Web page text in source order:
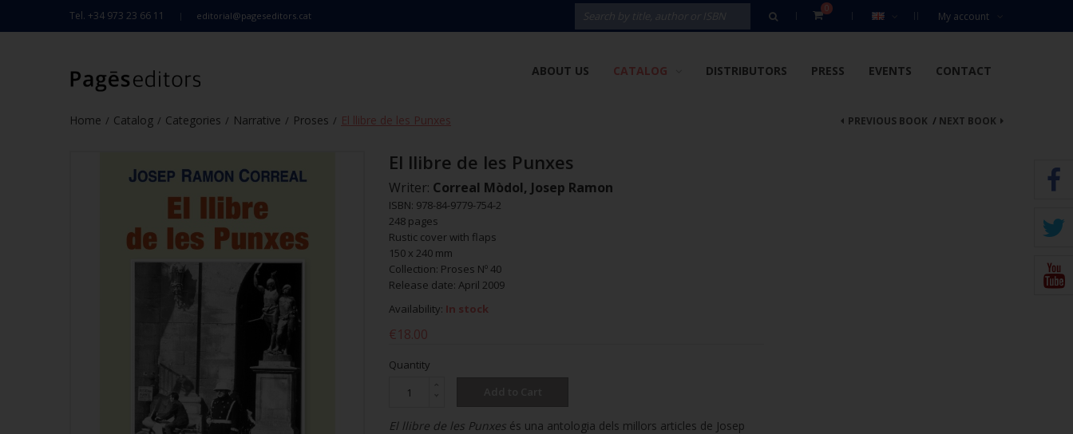
Tel. +34 973 23 66 11 editorial@pageseditors.cat My account
0
ABOUT US CATALOG DISTRIBUTORS PRESS EVENTS CONTACT
Home / Catalog / Categories / Narrative / Proses / El llibre de les Punxes NEXT BOOK
PREVIOUS BOOK /
El llibre de les Punxes
Writer: Correal Mòdol, Josep Ramon
ISBN: 978-84-9779-754-2
248 pages
Rustic cover with flaps
150 x 240 mm
Collection: Proses Nº 40
Release date: April 2009
Availability: In stock
€18.00
Quantity
El llibre de les Punxes és una antologia dels millors articles de Josep